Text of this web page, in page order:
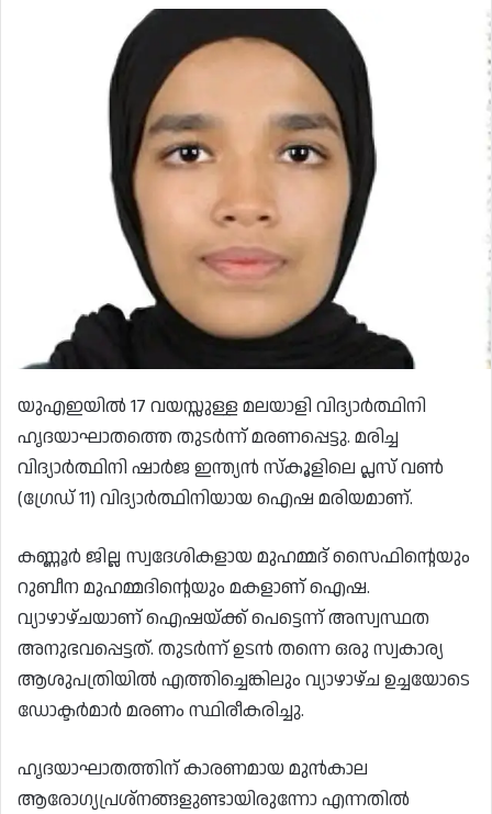
യുഎഇയിൽ 17 വയസ്സുള്ള മലയാളി വിദ്യാർത്ഥിനി
ഹൃദയാഘാതത്തെ തുടർന്ന് മരണപ്പെട്ടു. മരിച്ച
വിദ്യാർത്ഥിനി ഷാർജ ഇന്ത്യൻ സ്കൂളിലെ പ്ലസ് വൺ
(ഗ്രേഡ് 11) വിദ്യാർത്ഥിനിയായ ഐഷ മരിയമാണ്.
കണ്ണൂർ ജില്ല സ്വദേശികളായ മുഹമ്മദ് സൈഫിന്റെയും
റുബീന മുഹമ്മദിന്റെയും മകളാണ് ഐഷ.
വ്യാഴാഴ്ചയാണ് ഐഷയ്ക്ക് പെട്ടെന്ന് അസ്വസ്ഥത
അനുഭവപ്പെട്ടത്. തുടർന്ന് ഉടൻ തന്നെ ഒരു സ്വകാര്യ
ആശുപത്രിയിൽ എത്തിച്ചെങ്കിലും വ്യാഴാഴ്ച ഉച്ചയോടെ
ഡോക്ടർമാർ മരണം സ്ഥിരീകരിച്ചു.
ഹൃദയാഘാതത്തിന് കാരണമായ മുൻകാല
ആരോഗ്യപ്രശ്നങ്ങളുണ്ടായിരുന്നോ എന്നതിൽ